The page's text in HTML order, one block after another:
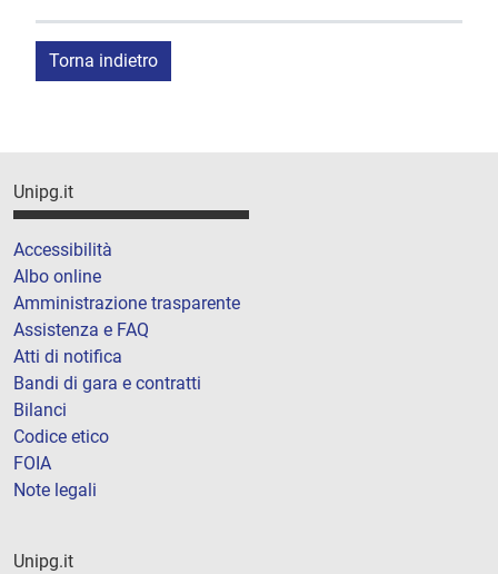
Torna indietro
Unipg.it
Accessibilità
Albo online
Amministrazione trasparente
Assistenza e FAQ
Atti di notifica
Bandi di gara e contratti
Bilanci
Codice etico
FOIA
Note legali
Unipg.it